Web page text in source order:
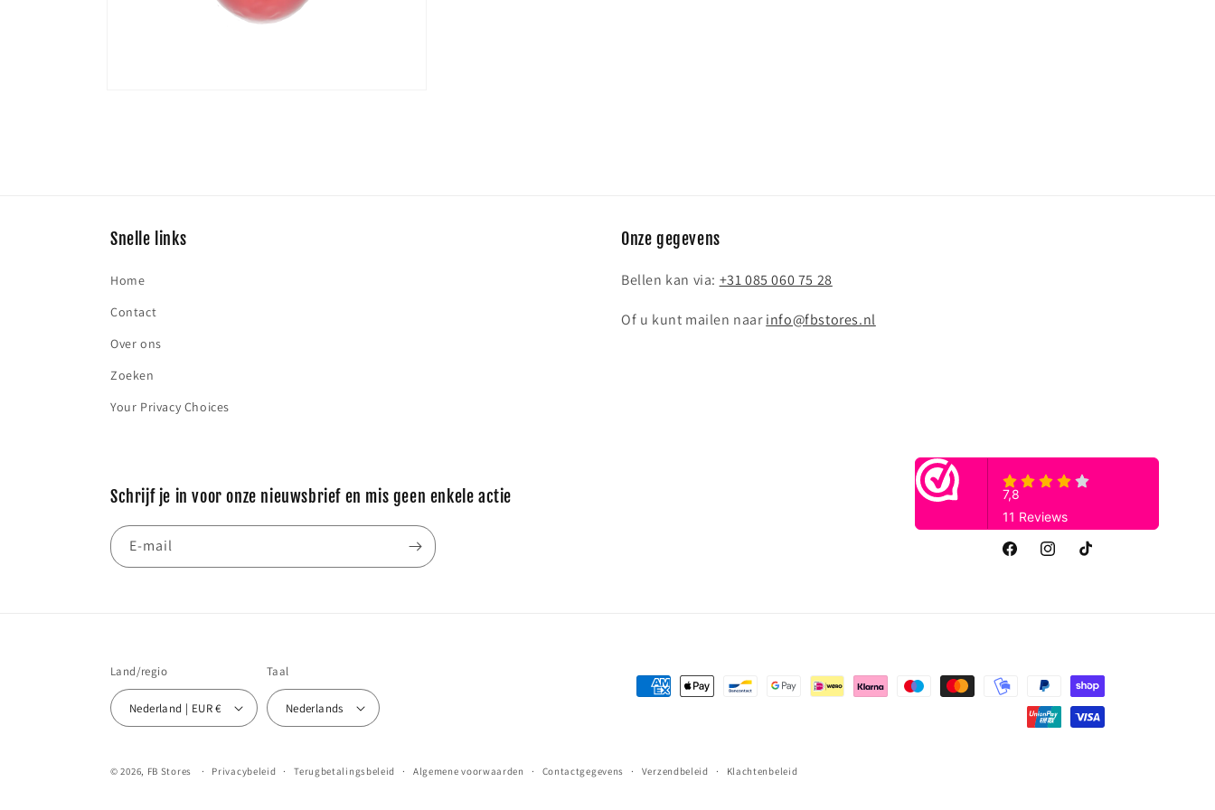
Snelle links
Home
Contact
Over ons
Zoeken
Your Privacy Choices
Onze gegevens
Bellen kan via: +31 085 060 75 28
Of u kunt mailen naarinfo@fbstores.nl
Schrijf je in voor onze nieuwsbrief en mis geen enkele actie
E‑mail
FacebookInstagramTikTok
Land/regio
Nederland | EUR €
Taal
Nederlands
Betaalmethoden
© 2026, FB Stores Privacybeleid Terugbetalingsbeleid Algemene voorwaarden Contactgegevens Verzendbeleid Klachtenbeleid